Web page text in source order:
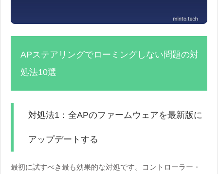
APステアリングでローミングしない問題の対
処法10選
対処法1：全APのファームウェアを最新版に
アップデートする
最初に試すべき最も効果的な対処です。コントローラー・